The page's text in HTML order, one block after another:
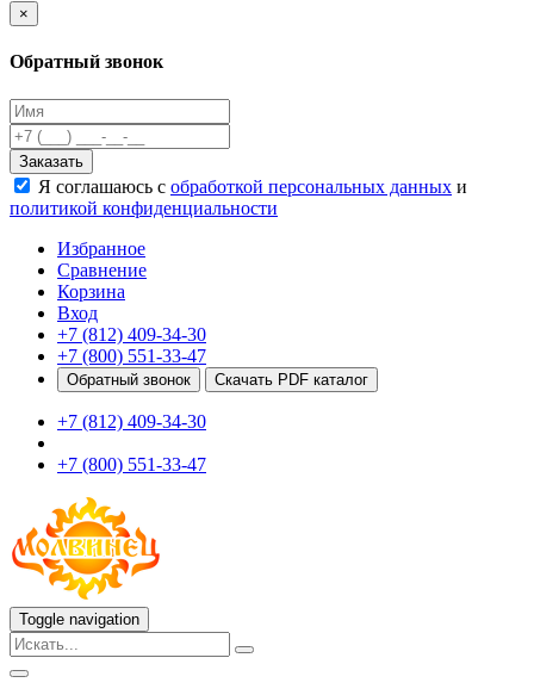
Домики-беседки
Развивающие игровые элементы
ПДД для детей
Безопасные покрытия
Спортивные комплексы от 3 до 7 лет
Входные арки
Информационные стойки
Ограждения
Для детей с ограниченными возможностями
Школам
Игровые комплексы от 5 до 12 лет
Спортивные элементы
Тренажеры
Теннисные столы
Спортивные ворота
Спортивные стойки
Оборудование для ГТО
Информационные стойки
Ограждения
Безопасные покрытия
×
Обратный звонок
Заказать
Я соглашаюсь с обработкой персональных данных и
политикой конфиденциальности
Избранное
Сравнение
Корзина
Вход
+7 (812) 409-34-30
+7 (800) 551-33-47
Обратный звонок Скачать PDF каталог
+7 (812) 409-34-30
+7 (800) 551-33-47
Toggle navigation